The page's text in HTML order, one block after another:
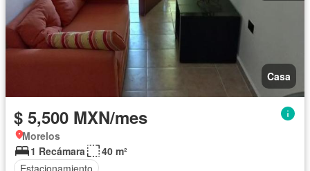
Casa
$ 5,500 MXN/mes
Morelos
1 Recámara
40 m²
Estacionamiento